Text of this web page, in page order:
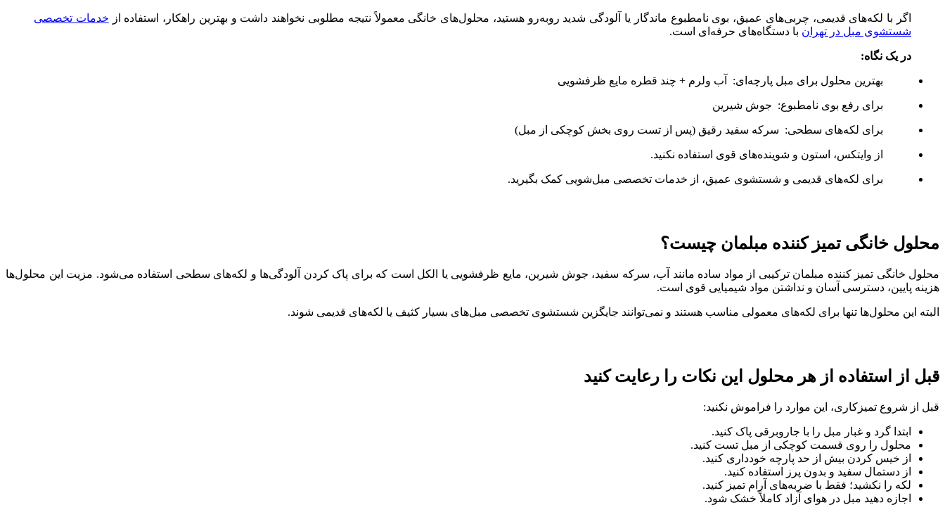
اگر با لکه‌های قدیمی، چربی‌های عمیق، بوی نامطبوع ماندگار یا آلودگی شدید روبه‌رو هستید، محلول‌های خانگی معمولاً نتیجه مطلوبی نخواهند داشت و بهترین راهکار، استفاده از خدمات تخصصی
شستشوی مبل در تهران با دستگاه‌های حرفه‌ای است.
در یک نگاه:
بهترین محلول برای مبل پارچه‌ای: آب ولرم + چند قطره مایع ظرفشویی
برای رفع بوی نامطبوع: جوش شیرین
برای لکه‌های سطحی: سرکه سفید رقیق (پس از تست روی بخش کوچکی از مبل)
از وایتکس، استون و شوینده‌های قوی استفاده نکنید.
برای لکه‌های قدیمی و شستشوی عمیق، از خدمات تخصصی مبل‌شویی کمک بگیرید.
محلول خانگی تمیز کننده مبلمان چیست؟
محلول خانگی تمیز کننده مبلمان ترکیبی از مواد ساده مانند آب، سرکه سفید، جوش شیرین، مایع ظرفشویی یا الکل است که برای پاک کردن آلودگی‌ها و لکه‌های سطحی استفاده می‌شود. مزیت این محلول‌ها
هزینه پایین، دسترسی آسان و نداشتن مواد شیمیایی قوی است.
البته این محلول‌ها تنها برای لکه‌های معمولی مناسب هستند و نمی‌توانند جایگزین شستشوی تخصصی مبل‌های بسیار کثیف یا لکه‌های قدیمی شوند.
قبل از استفاده از هر محلول این نکات را رعایت کنید
قبل از شروع تمیزکاری، این موارد را فراموش نکنید:
ابتدا گرد و غبار مبل را با جاروبرقی پاک کنید.
محلول را روی قسمت کوچکی از مبل تست کنید.
از خیس کردن بیش از حد پارچه خودداری کنید.
از دستمال سفید و بدون پرز استفاده کنید.
لکه را نکشید؛ فقط با ضربه‌های آرام تمیز کنید.
اجازه دهید مبل در هوای آزاد کاملاً خشک شود.